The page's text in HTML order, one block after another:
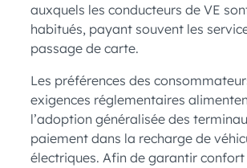
auxquels les conducteurs de VE
habitués, payant souvent les
passage de carte.
Les préférences des
exigences réglementaires
l’adoption généralisée des
paiement dans la recharge de
électriques. Afin de garantir